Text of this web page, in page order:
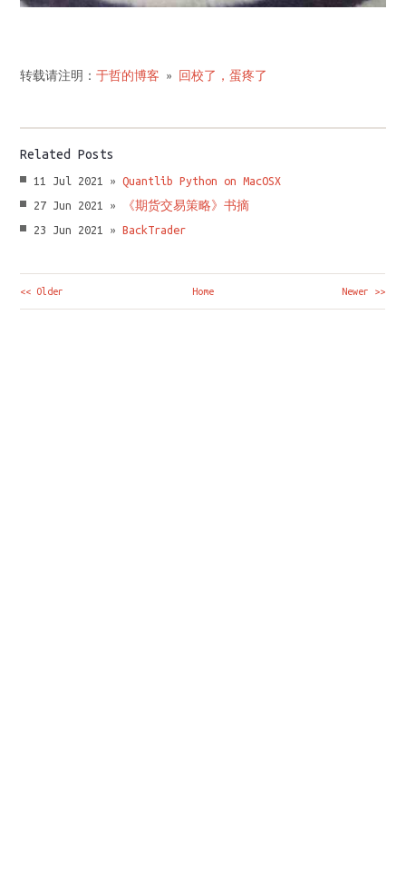
转载请注明：于哲的博客 » 回校了，蛋疼了
Related Posts
11 Jul 2021 »
Quantlib Python on MacOSX
27 Jun 2021 »
《期货交易策略》书摘
23 Jun 2021 »
BackTrader
<< Older Home Newer >>